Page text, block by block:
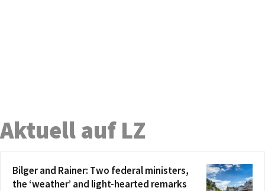
Aktuell auf LZ
Bilger and Rainer: Two federal ministers,
the ‘weather’ and light-hearted remarks